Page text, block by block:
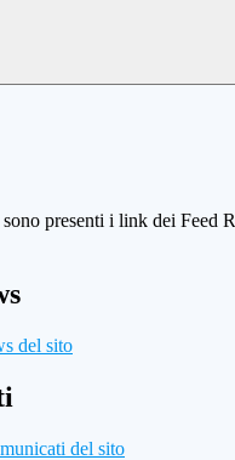
sono presenti i link dei Feed
del sito
del sito